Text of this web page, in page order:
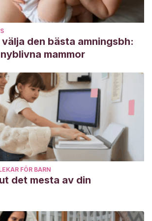
Hirche, H;Lax, H;
De Schaepdrijver, L
and primary prevention of neural tube
Reprod Toxicol, 80:73-84.
Chmurzynska, A
Folate and
and uptake: Their role in fetal
158: 10-19.
Mitra, A(2017)Megaloblastic Anemias:
Causes. Med Clin North Am, 101(2):
, V;Zivkovic,V;Srejovic, I
(2018)
homocysteine-related compounds: an
roles in the pathology of the
nervous systems. Can J Physiol
acid supplementation, dietary folate
den bästa amningsbh:
mammor
FÖR BARN
det mesta av din